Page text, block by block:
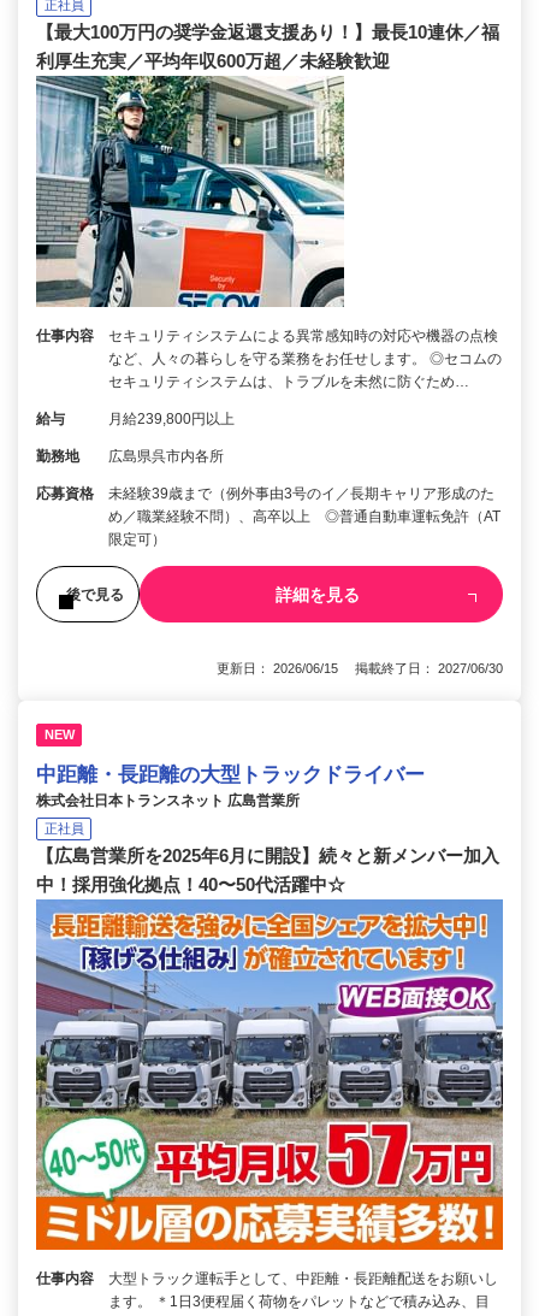
正社員
【最大100万円の奨学金返還支援あり！】最長10連休／福
利厚生充実／平均年収600万超／未経験歓迎
仕事内容
セキュリティシステムによる異常感知時の対応や機器の点検
など、人々の暮らしを守る業務をお任せします。 ◎セコムの
セキュリティシステムは、トラブルを未然に防ぐため…
給与 月給239,800円以上
勤務地 広島県呉市内各所
応募資格
未経験39歳まで（例外事由3号のイ／長期キャリア形成のた
め／職業経験不問）、高卒以上 ◎普通自動車運転免許（AT
限定可）
後で見る 詳細を見る
更新日： 2026/06/15 掲載終了日： 2027/06/30
NEW
中距離・長距離の大型トラックドライバー
株式会社日本トランスネット 広島営業所
正社員
【広島営業所を2025年6月に開設】続々と新メンバー加入
中！採用強化拠点！40〜50代活躍中☆
仕事内容
大型トラック運転手として、中距離・長距離配送をお願いし
ます。 ＊1日3便程届く荷物をパレットなどで積み込み、目